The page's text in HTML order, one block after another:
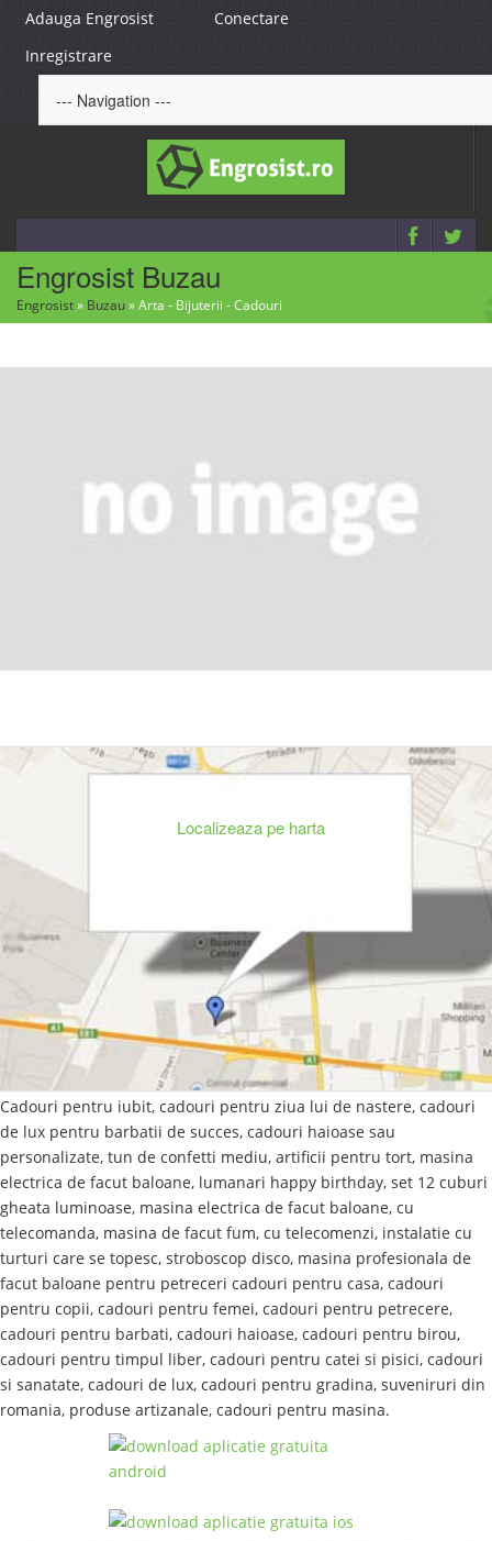
Adauga Engrosist
Conectare
Inregistrare
Engrosist Buzau
Engrosist» Buzau»Arta - Bijuterii - Cadouri
Localizeaza pe harta
Cadouri pentru iubit, cadouri pentru ziua lui de nastere, cadouri
de lux pentru barbatii de succes, cadouri haioase sau
personalizate, tun de confetti mediu, artificii pentru tort, masina
electrica de facut baloane, lumanari happy birthday, set 12 cuburi
gheata luminoase, masina electrica de facut baloane, cu
telecomanda, masina de facut fum, cu telecomenzi, instalatie cu
turturi care se topesc, stroboscop disco, masina profesionala de
facut baloane pentru petreceri cadouri pentru casa, cadouri
pentru copii, cadouri pentru femei, cadouri pentru petrecere,
cadouri pentru barbati, cadouri haioase, cadouri pentru birou,
cadouri pentru timpul liber, cadouri pentru catei si pisici, cadouri
si sanatate, cadouri de lux, cadouri pentru gradina, suveniruri din
romania, produse artizanale, cadouri pentru masina.